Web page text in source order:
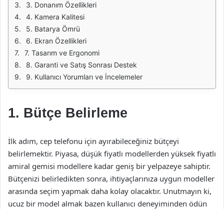
3. Donanım Özellikleri
4. Kamera Kalitesi
5. Batarya Ömrü
6. Ekran Özellikleri
7. Tasarım ve Ergonomi
8. Garanti ve Satış Sonrası Destek
9. Kullanıcı Yorumları ve İncelemeler
1. Bütçe Belirleme
İlk adım, cep telefonu için ayırabileceğiniz bütçeyi
belirlemektir. Piyasa, düşük fiyatlı modellerden yüksek fiyatlı
amiral gemisi modellere kadar geniş bir yelpazeye sahiptir.
Bütçenizi belirledikten sonra, ihtiyaçlarınıza uygun modeller
arasında seçim yapmak daha kolay olacaktır. Unutmayın ki,
ucuz bir model almak bazen kullanıcı deneyiminden ödün